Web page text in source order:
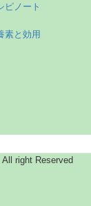
ピノート
素と効用
right Reserved